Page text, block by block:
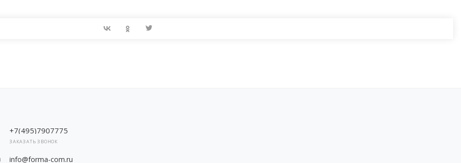
+7(495)7907775
ЗАКАЗАТЬ ЗВОНОК
info@forma-com.ru